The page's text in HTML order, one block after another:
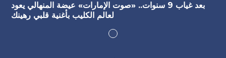
بعد غياب 9 سنوات.. «صوت الإمارات» عيضة المنهالي يعود
لعالم الكليب بأغنية قلبي رهينك